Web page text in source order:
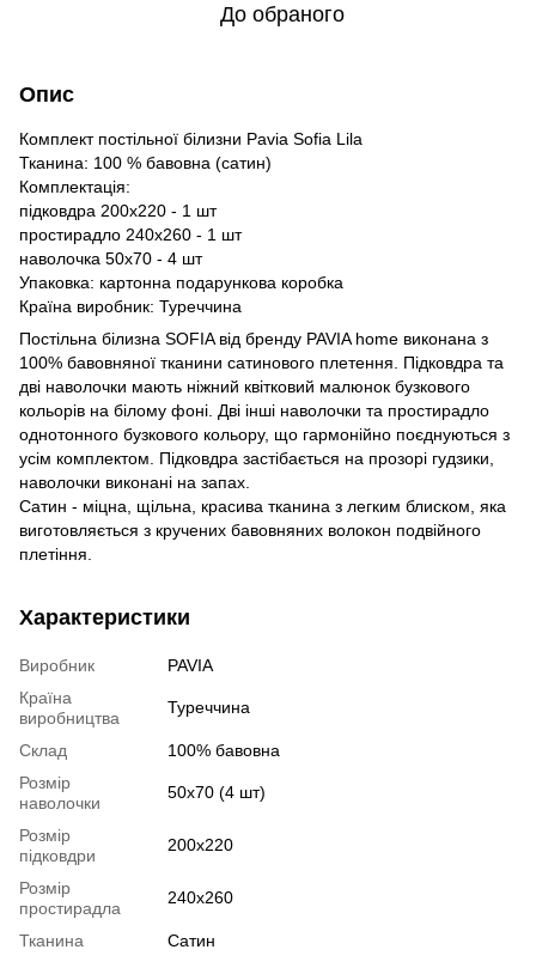
До обраного
Опис
Комплект постільної білизни Pavia Sofia Lila
Тканина: 100 % бавовна (сатин)
Комплектація:
підковдра 200х220 - 1 шт
простирадло 240х260 - 1 шт
наволочка 50х70 - 4 шт
Упаковка: картонна подарункова коробка
Країна виробник: Туреччина
Постільна білизна SOFIA від бренду PAVIA home виконана з
100% бавовняної тканини сатинового плетення. Підковдра та
дві наволочки мають ніжний квітковий малюнок бузкового
кольорів на білому фоні. Дві інші наволочки та простирадло
однотонного бузкового кольору, що гармонійно поєднуються з
усім комплектом. Підковдра застібається на прозорі гудзики,
наволочки виконані на запах.
Сатин - міцна, щільна, красива тканина з легким блиском, яка
виготовляється з кручених бавовняних волокон подвійного
плетіння.
Характеристики
Виробник
PAVIA
Країна
виробництва
Туреччина
Склад
100% бавовна
Розмір
наволочки
50х70 (4 шт)
Розмір
підковдри
200х220
Розмір
простирадла
240х260
Тканина Сатин